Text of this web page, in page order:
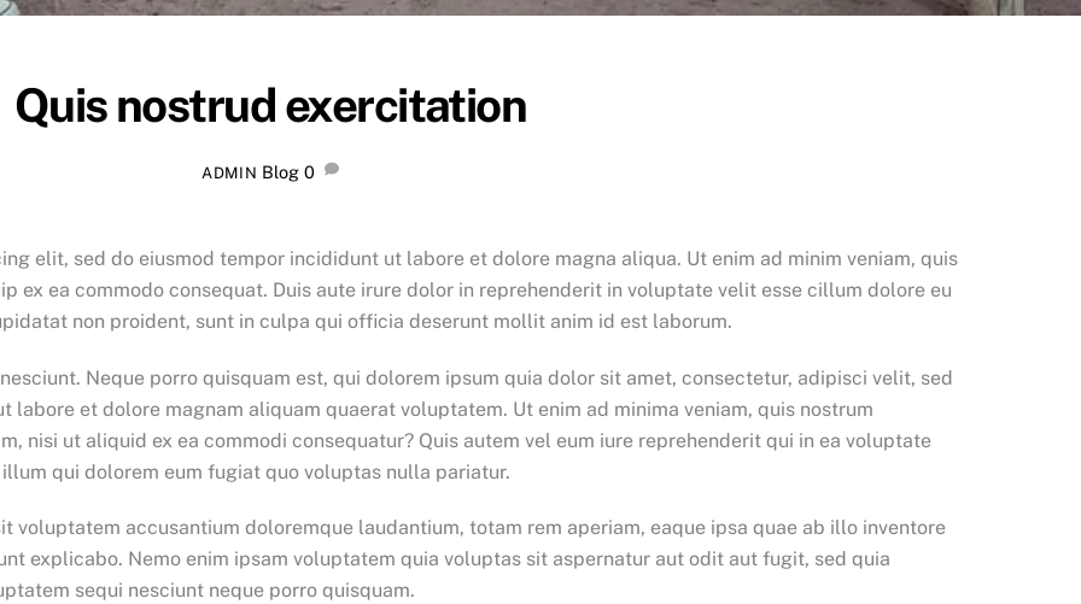
Quis nostrud exercitation
ADMIN Blog 0
elit, sed do eiusmod tempor incididunt ut labore et dolore magna aliqua. Ut enim ad minim veniam, quis
ex ea commodo consequat. Duis aute irure dolor in reprehenderit in voluptate velit esse cillum dolore eu
non proident, sunt in culpa qui officia deserunt mollit anim id est laborum.
Neque porro quisquam est, qui dolorem ipsum quia dolor sit amet, consectetur, adipisci velit, sed
labore et dolore magnam aliquam quaerat voluptatem. Ut enim ad minima veniam, quis nostrum
nisi ut aliquid ex ea commodi consequatur? Quis autem vel eum iure reprehenderit qui in ea voluptate
qui dolorem eum fugiat quo voluptas nulla pariatur.
voluptatem accusantium doloremque laudantium, totam rem aperiam, eaque ipsa quae ab illo inventore
explicabo. Nemo enim ipsam voluptatem quia voluptas sit aspernatur aut odit aut fugit, sed quia
sequi nesciunt neque porro quisquam.